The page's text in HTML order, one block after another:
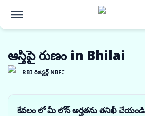
ఆస్తిపై రుణం in Bhilai
RBI రిజిస్టర్డ్ NBFC
కేవలం లో మీ లోన్ అర్హతను తనిఖీ చేయండి